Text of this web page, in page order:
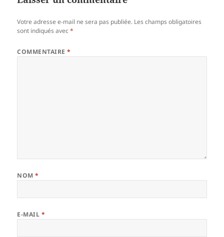
Votre adresse e-mail ne sera pas publiée. Les champs obligatoires
sont indiqués avec*
COMMENTAIRE*
NOM*
E-MAIL *